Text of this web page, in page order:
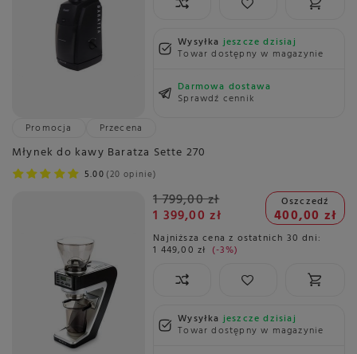
Wysyłkajeszcze dzisiaj
Towar dostępny w magazynie
Darmowa dostawa
Sprawdź cennik
Promocja
Przecena
Młynek do kawy Baratza Sette 270
5.00 20 opinie
1 799,00 zł
1 399,00 zł
Oszczedź
400,00 zł
Najniższa cena z ostatnich 30 dni:
1 449,00 zł -3%
Wysyłkajeszcze dzisiaj
Towar dostępny w magazynie